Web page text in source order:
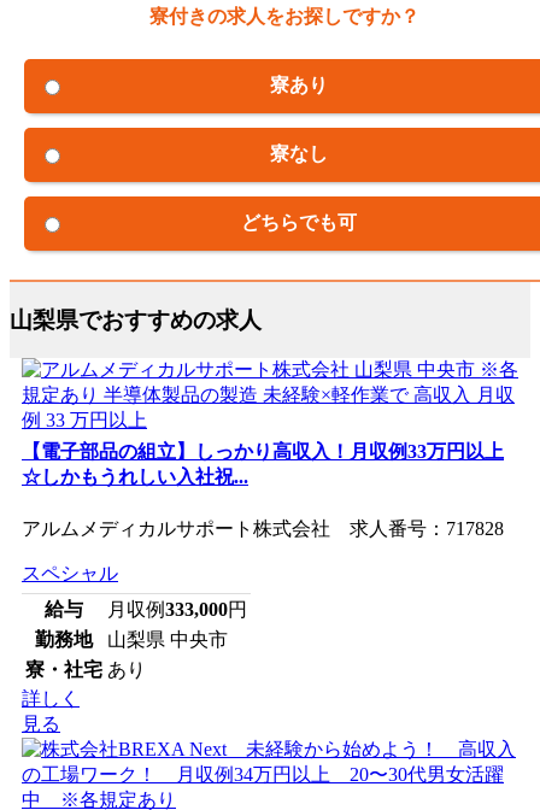
寮付きの求人をお探しですか？
寮あり
寮なし
どちらでも可
山梨県でおすすめの求人
【電子部品の組立】しっかり高収入！月収例33万円以上
☆しかもうれしい入社祝...
アルムメディカルサポート株式会社 求人番号：717828
スペシャル
給与
月収例333,000円
勤務地
山梨県 中央市
寮・社宅 あり
詳しく
見る